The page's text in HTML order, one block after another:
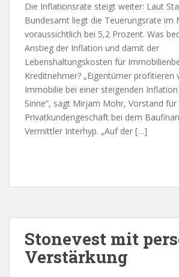
Die Inflationsrate steigt weiter: Laut
Bundesamt liegt die Teuerungsrate im
voraussichtlich bei 5,2 Prozent. Was
Anstieg der Inflation und damit der
Lebenshaltungskosten für
Kreditnehmer? „Eigentümer profitieren
Immobilie bei einer steigenden
Sinne“, sagt Mirjam Mohr, Vorstand für
Privatkundengeschäft bei dem
Vermittler Interhyp. „Auf der […]
Stonevest mit
Verstärkung